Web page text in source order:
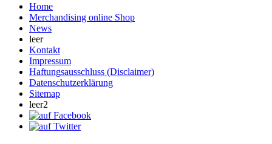
Home
Merchandising online Shop
News
leer
Kontakt
Impressum
Haftungsausschluss (Disclaimer)
Datenschutzerklärung
Sitemap
leer2